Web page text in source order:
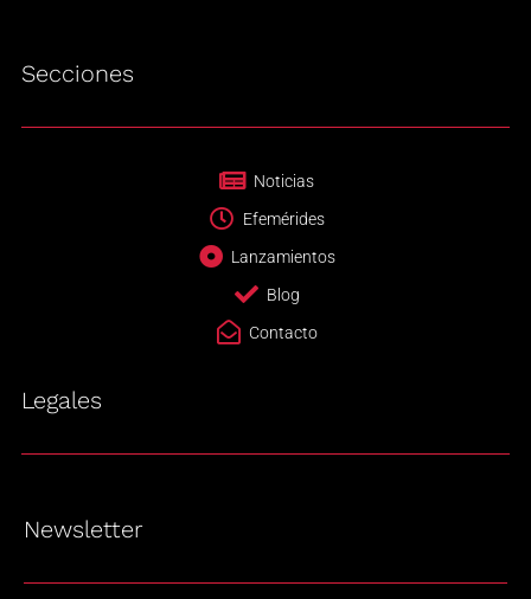
Secciones
Noticias
Efemérides
Lanzamientos
Blog
Contacto
Legales
Newsletter